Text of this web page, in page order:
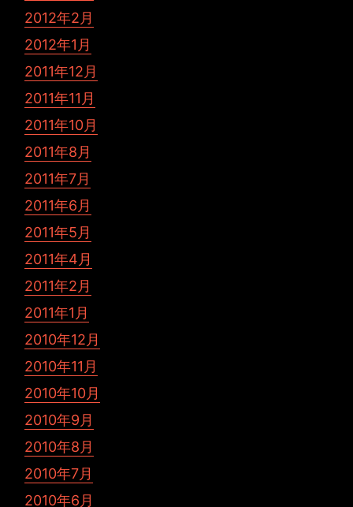
2012年2月
2012年1月
2011年12月
2011年11月
2011年10月
2011年8月
2011年7月
2011年6月
2011年5月
2011年4月
2011年2月
2011年1月
2010年12月
2010年11月
2010年10月
2010年9月
2010年8月
2010年7月
2010年6月